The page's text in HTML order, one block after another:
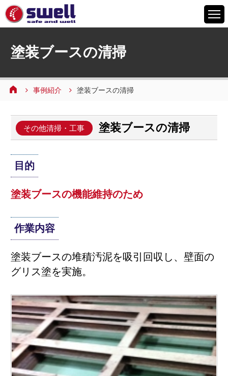
6つの特徴
設備案内
よくあるご質問
採用情報
お問い合わせ
塗装ブースの清掃
事例紹介 塗装ブースの清掃
その他清掃・工事 塗装ブースの清掃
目的
塗装ブースの機能維持のため
作業内容
塗装ブースの堆積汚泥を吸引回収し、壁面の
グリス塗を実施。